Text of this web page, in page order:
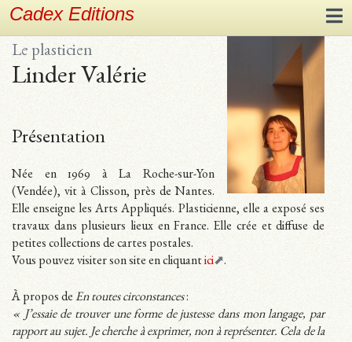
Cadex Editions
Le plasticien
Linder Valérie
Présentation
Née en 1969 à La Roche-sur-Yon
(Vendée), vit à Clisson, près de Nantes.
Elle enseigne les Arts Appliqués. Plasticienne, elle a exposé ses
travaux dans plusieurs lieux en France. Elle crée et diffuse de
petites collections de cartes postales.
Vous pouvez visiter son site en cliquantici .
À propos de En toutes circonstances:
« J’essaie de trouver une forme de justesse dans mon langage, par
rapport au sujet. Je cherche à exprimer, non à représenter. Cela de la